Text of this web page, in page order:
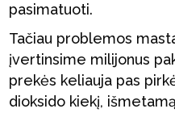
pasimatuoti.
Tačiau problemos
įvertinsime milijonus
prekės keliauja pas
dioksido kiekį,